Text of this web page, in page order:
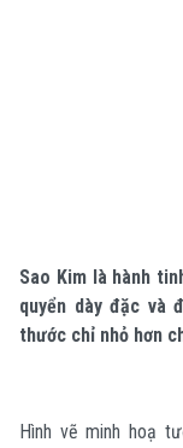
Sao Kim là hành
quyển dày đặc
thước chỉ nhỏ hơn
Hình vẽ minh hoạ